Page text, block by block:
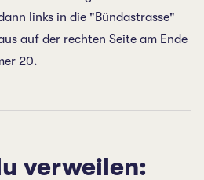
links in die "Bündastrasse"
auf der rechten Seite am Ende
20.
verweilen: